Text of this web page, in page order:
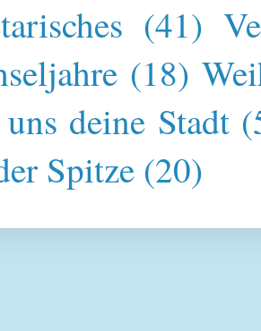
(41)
(18)
deine Stadt
Spitze (20)